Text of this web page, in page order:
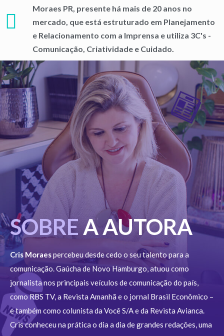
Moraes PR, presente há mais de 20 anos no
mercado, que está estruturado em Planejamento
e Relacionamento com a Imprensa e utiliza 3C's -
Comunicação, Criatividade e Cuidado.
SOBREA AUTORA
Cris Moraespercebeu desde cedo o seu talento para a
comunicação. Gaúcha de Novo Hamburgo, atuou como
jornalista nos principais veículos de comunicação do país,
como RBS TV, a Revista Amanhã e o jornal Brasil Econômico –
e também como colunista da Você S/A e da Revista Avianca.
Cris conheceu na prática o dia a dia de grandes redações, uma